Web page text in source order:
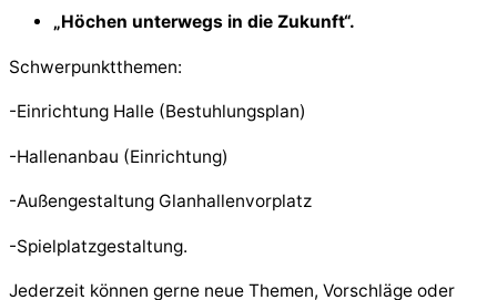
„Höchen unterwegs in die Zukunft“.
Schwerpunktthemen:
-Einrichtung Halle (Bestuhlungsplan)
-Hallenanbau (Einrichtung)
-Außengestaltung Glanhallenvorplatz
-Spielplatzgestaltung.
Jederzeit können gerne neue Themen, Vorschläge oder